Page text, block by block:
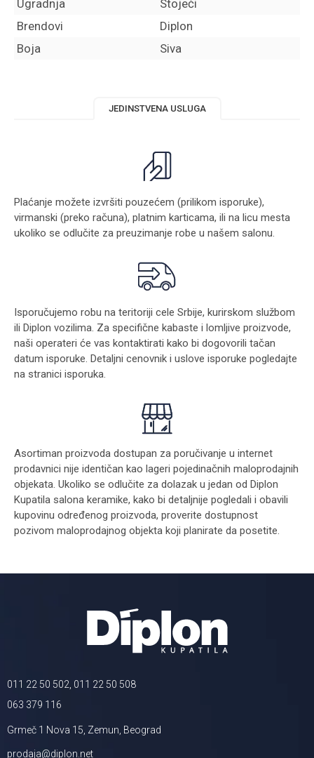
Ugradnja
Stojeći
Brendovi
Diplon
Boja
Siva
JEDINSTVENA USLUGA
Plaćanje možete izvršiti pouzećem (prilikom isporuke),
virmanski (preko računa), platnim karticama, ili na licu mesta
ukoliko se odlučite za preuzimanje robe u našem salonu.
Isporučujemo robu na teritoriji cele Srbije, kurirskom službom
ili Diplon vozilima. Za specifične kabaste i lomljive proizvode,
naši operateri će vas kontaktirati kako bi dogovorili tačan
datum isporuke. Detaljni cenovnik i uslove isporuke pogledajte
na stranici isporuka.
Asortiman proizvoda dostupan za poručivanje u internet
prodavnici nije identičan kao lageri pojedinačnih maloprodajnih
objekata. Ukoliko se odlučite za dolazak u jedan od Diplon
Kupatila salona keramike, kako bi detaljnije pogledali i obavili
kupovinu određenog proizvoda, proverite dostupnost
pozivom maloprodajnog objekta koji planirate da posetite.
011 22 50 502, 011 22 50 508
063 379 116
Grmeč 1 Nova 15, Zemun, Beograd
prodaja@diplon.net